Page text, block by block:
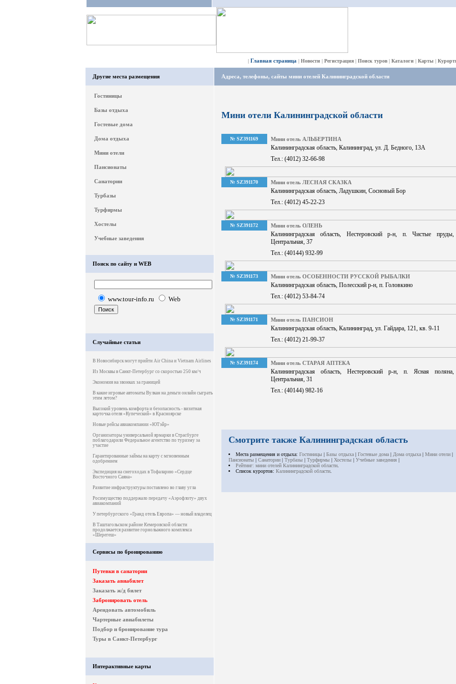
| Главная страница | Новости | Регистрация | Поиск туров | Каталоги | Карты |
Другие места размещения
Гостиницы
Базы отдыха
Гостевые дома
Дома отдыха
Мини отели
Пансионаты
Санатории
Турбазы
Турфирмы
Хостелы
Учебные заведения
Поиск по сайту и WEB
www.tour-info.ru Web
Случайные статьи
В Новосибирск могут прийти Air China и Vietnam Airlines
Из Москвы в Санкт-Петербург со скоростью 250 км/ч
Экономия на звонках за границей
В какие игровые автоматы Вулкан на деньги онлайн сыграть
этим летом?
Высокий уровень комфорта и безопасность - визитная
карточка отеля «Купеческий» в Красноярске
Новые рейсы авиакомпании «ЮТэйр»
Организаторы универсальной ярмарки в Страсбурге
поблагодарили Федеральное агентство по туризму за
участие
Гарантированные займы на карту с мгновенным
одобрением
Экспедиция на снегоходах в Тофаларию «Сердце
Восточного Саяна»
Развитие инфраструктуры поставлено во главу угла
Росимущество поддержало передачу «Аэрофлоту» двух
авиакомпаний
У петербургского «Гранд отель Европа» — новый владелец
В Таштагольском районе Кемеровской области
продолжается развитие горнолыжного комплекса
«Шерегеш»
Сервисы по бронированию
Путевки в санатории
Заказать авиабилет
Заказать ж/д билет
Забронировать отель
Арендовать автомобиль
Чартерные авиабилеты
Подбор и бронирование тура
Туры в Санкт-Петербург
Интерактивные карты
Адреса, телефоны, сайты мини отелей Калининградской области
Мини отели Калининградской области
№ SZ391169 Мини отель АЛЬБЕРТИНА
Калининградская область, Калининград, ул. Д. Бедного, 13А
Тел.: (4012) 32-66-98
№ SZ391170 Мини отель ЛЕСНАЯ СКАЗКА
Калининградская область, Ладушкин, Сосновый Бор
Тел.: (4012) 45-22-23
№ SZ391172 Мини отель ОЛЕНЬ
Калининградская область, Нестеровский р-н, п. Чистые
Центральная, 37
Тел.: (40144) 932-99
№ SZ391173 Мини отель ОСОБЕННОСТИ РУССКОЙ РЫБАЛКИ
Калининградская область, Полесский р-н, п. Головкино
Тел.: (4012) 53-84-74
№ SZ391171 Мини отель ПАНСИОН
Калининградская область, Калининград, ул. Гайдара, 121, кв. 9-11
Тел.: (4012) 21-99-37
№ SZ391174 Мини отель СТАРАЯ АПТЕКА
Калининградская область, Нестеровский р-н, п. Ясная
Центральная, 31
Тел.: (40144) 982-16
Смотрите также Калининградская область
Места размещения и отдыха: Гостиницы| Базы отдыха| Гостевые дома| Дома отдыха| Мини отели|
Пансионаты| Санатории| Турбазы| Турфирмы| Хостелы| Учебные заведения |
Рейтинг: мини отелей Калининградской области.
Список курортов: Калининградской области.